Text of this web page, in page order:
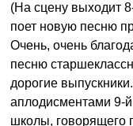
(На сцену выходит
поет новую песню
Очень, очень
песню
дорогие
аплодисментами 9-й
школы, говорящего